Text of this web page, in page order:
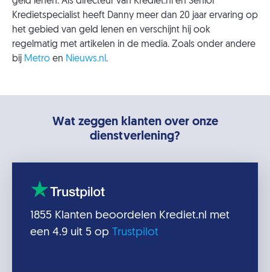
Kredietspecialist heeft Danny meer dan 20 jaar ervaring op
het gebied van geld lenen en verschijnt hij ook
regelmatig met artikelen in de media. Zoals onder andere
bij Metro en Nieuws.nl.
Wat zeggen klanten over onze
dienstverlening?
1855 Klanten beoordelen Krediet.nl met
een 4.9 uit 5 op Trustpilot